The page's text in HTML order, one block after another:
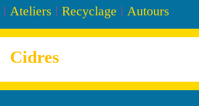
Ateliers Recyclage Autours
Cidres